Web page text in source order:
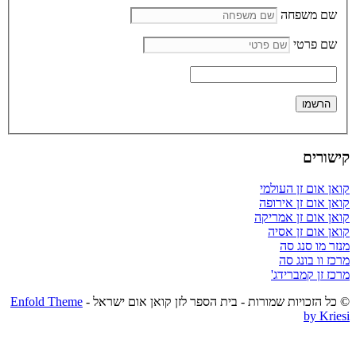
שם משפחה
שם פרטי
קישורים
קואן אום זן העולמי
קואן אום זן אירופה
קואן אום זן אמריקה
קואן אום זן אסיה
מנזר מו סנג סה
מרכז וו בונג סה
מרכז זן קמברידג'
© כל הזכויות שמורות - בית הספר לזן קואן אום ישראל - Enfold Theme
by Kriesi